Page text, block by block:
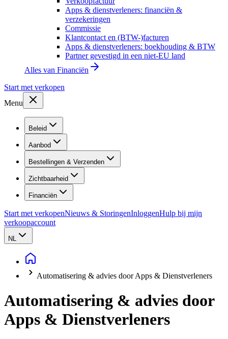
Apps & dienstverleners: financiën &
verzekeringen
Commissie
Klantcontact en (BTW-)facturen
Apps & dienstverleners: boekhouding & BTW
Partner gevestigd in een niet-EU land
Alles van Financiën
Start met verkopen
Menu
Beleid
Aanbod
Bestellingen & Verzenden
Zichtbaarheid
Financiën
Start met verkopenNieuws & StoringenInloggenHulp bij mijn
verkoopaccount
NL
Automatisering & advies door Apps & Dienstverleners
Automatisering & advies door
Apps & Dienstverleners